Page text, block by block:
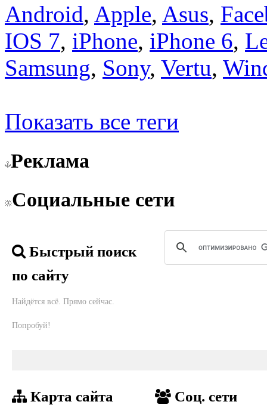
Android, Apple, Asus,
IOS 7, iPhone, iPhone 6,
Samsung, Sony, Vertu,
Показать все теги
Реклама
Социальные сети
Быстрый поиск
по сайту
Найдётся всё. Прямо сейчас.
Попробуй!
Карта сайта Соц. сети